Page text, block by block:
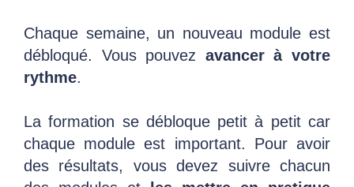
Chaque semaine, un nouveau module est
débloqué. Vous pouvez avancer à votre
rythme.
La formation se débloque petit à petit car
chaque module est important. Pour avoir
des résultats, vous devez suivre chacun